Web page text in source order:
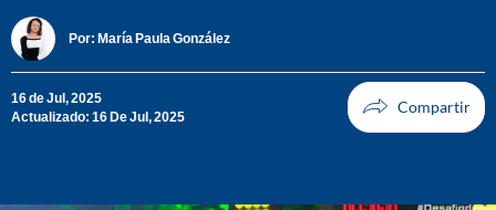
Por: María Paula González
16 de Jul, 2025
Actualizado: 16 De Jul, 2025